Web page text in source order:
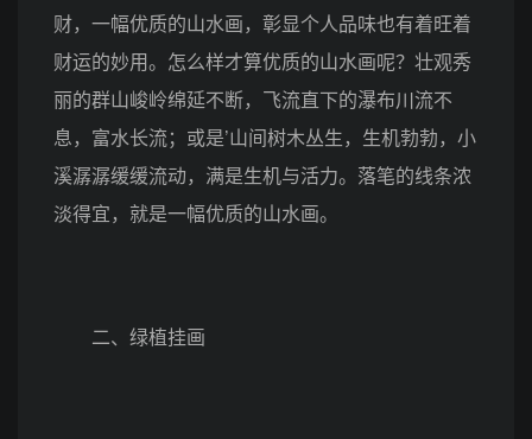
财，一幅优质的山水画，彰显个人品味也有着旺着
财运的妙用。怎么样才算优质的山水画呢？壮观秀
丽的群山峻岭绵延不断，飞流直下的瀑布川流不
息，富水长流；或是’山间树木丛生，生机勃勃，小
溪潺潺缓缓流动，满是生机与活力。落笔的线条浓
淡得宜，就是一幅优质的山水画。
二、绿植挂画